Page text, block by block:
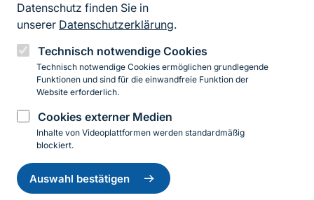
Datenschutz finden Sie in
unserer Datenschutzerklärung.
Technisch notwendige Cookies
Technisch notwendige Cookies ermöglichen grundlegende
Funktionen und sind für die einwandfreie Funktion der
Website erforderlich.
Cookies externer Medien
Inhalte von Videoplattformen werden standardmäßig
blockiert.
Auswahl bestätigen
Einwilligung
zurückziehen
Erklärung zur Barrierefreiheit
Impressum
Datenschutz
InstagramFacebookYouTubeLinkedIn
© 2026 Bundesamt für Naturschutz